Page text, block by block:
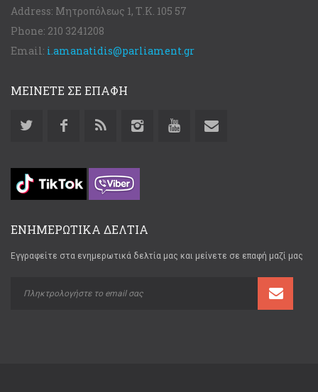
Address: Μητροπόλεως 1, Τ.Κ. 105 57
Phone: 210 3241208
Email: i.amanatidis@parliament.gr
ΜΕΙΝΕΤΕ ΣΕ ΕΠΑΦΗ
ΕΝΗΜΕΡΩΤΙΚΑ ΔΕΛΤΙΑ
Εγγραφείτε στα ενημερωτικά δελτία μας και μείνετε σε επαφή μαζί μας